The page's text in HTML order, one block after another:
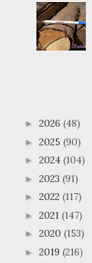
► 2026 (48)
► 2025 (90)
► 2024 (104)
► 2023 (91)
► 2022 (117)
► 2021 (147)
► 2020 (153)
► 2019 (216)